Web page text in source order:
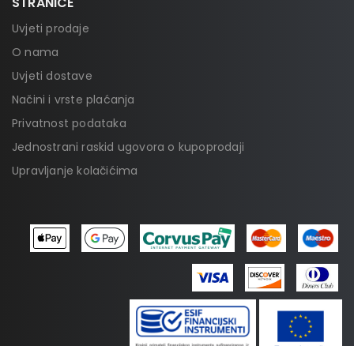
Uvjeti prodaje
O nama
Uvjeti dostave
Načini i vrste plaćanja
Privatnost podataka
Jednostrani raskid ugovora o kupoprodaji
Upravljanje kolačićima